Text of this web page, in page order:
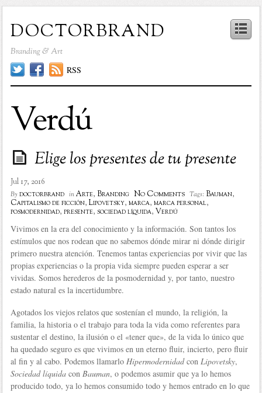
doctorbrand
Branding & Art
RSS
Verdú
Elige los presentes de tu presente
Jul 17, 2016
Bydoctorbrand inArte, Branding No Comments Tags: Bauman,
Capitalismo de ficción, Lipovetsky, marca, marca personal,
posmodernidad, presente, sociedad líquida, Verdú
Vivimos en la era del conocimiento y la información. Son tantos los
estímulos que nos rodean que no sabemos dónde mirar ni dónde dirigir
primero nuestra atención. Tenemos tantas experiencias por vivir que las
propias experiencias o la propia vida siempre pueden esperar a ser
vividas. Somos herederos de la posmodernidad y, por tanto, nuestro
estado natural es la incertidumbre.
Agotados los viejos relatos que sostenían el mundo, la religión, la
familia, la historia o el trabajo para toda la vida como referentes para
sustentar el destino, la ilusión o el «tener que», de la vida lo único que
ha quedado seguro es que vivimos en un eterno fluir, incierto, pero fluir
al fin y al cabo. Podemos llamarlo HipermodernidadconLipovetsky,
Sociedad líquidacon Bauman, o podemos asumir que ya lo hemos
producido todo, ya lo hemos consumido todo y hemos entrado en lo que